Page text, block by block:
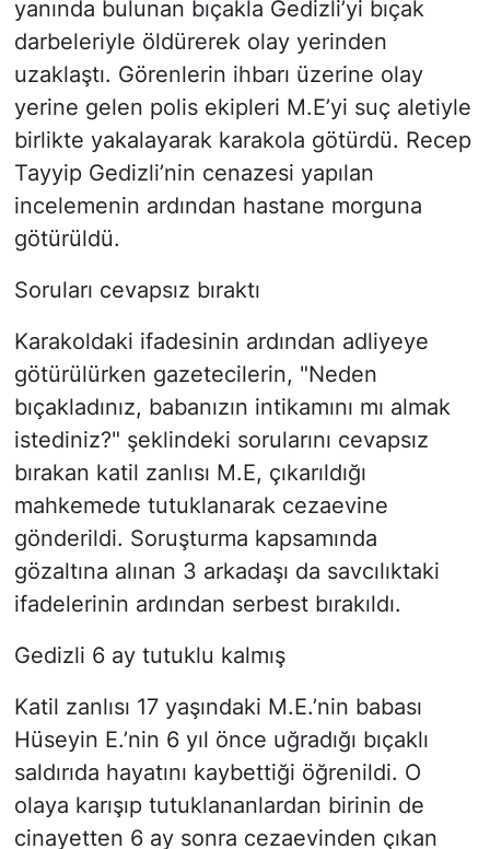
yanında bulunan bıçakla Gedizli’yi bıçak
darbeleriyle öldürerek olay yerinden
uzaklaştı. Görenlerin ihbarı üzerine olay
yerine gelen polis ekipleri M.E’yi suç aletiyle
birlikte yakalayarak karakola götürdü. Recep
Tayyip Gedizli’nin cenazesi yapılan
incelemenin ardından hastane morguna
götürüldü.
Soruları cevapsız bıraktı
Karakoldaki ifadesinin ardından adliyeye
götürülürken gazetecilerin, "Neden
bıçakladınız, babanızın intikamını mı almak
istediniz?" şeklindeki sorularını cevapsız
bırakan katil zanlısı M.E, çıkarıldığı
mahkemede tutuklanarak cezaevine
gönderildi. Soruşturma kapsamında
gözaltına alınan 3 arkadaşı da savcılıktaki
ifadelerinin ardından serbest bırakıldı.
Gedizli 6 ay tutuklu kalmış
Katil zanlısı 17 yaşındaki M.E.’nin babası
Hüseyin E.’nin 6 yıl önce uğradığı bıçaklı
saldırıda hayatını kaybettiği öğrenildi. O
olaya karışıp tutuklananlardan birinin de
cinayetten 6 ay sonra cezaevinden çıkan